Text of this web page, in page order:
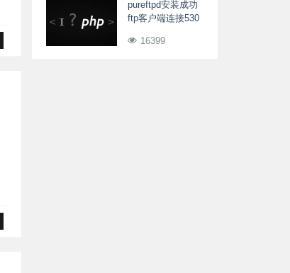
pureftpd安装成功
ftp客户端连接530
16399